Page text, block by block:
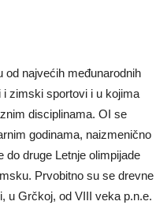
od najvećih međunarodnih
i zimski sportovi i u kojima
disciplinama. OI se
godinama, naizmenično
do druge Letnje olimpijade
Prvobitno su se drevne
u Grčkoj, od VIII veka p.n.e.